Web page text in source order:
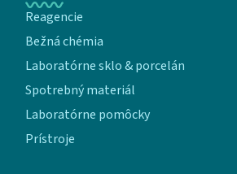
Reagencie
Bežná chémia
Laboratórne sklo & porcelán
Spotrebný materiál
Laboratórne pomôcky
Prístroje